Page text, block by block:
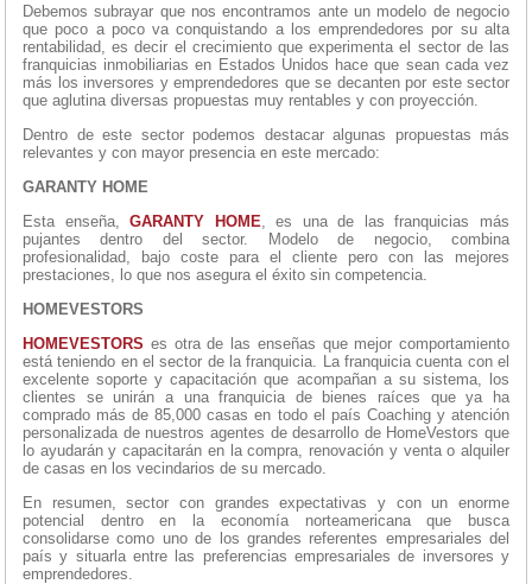
Debemos subrayar que nos encontramos ante un modelo de negocio
que poco a poco va conquistando a los emprendedores por su alta
rentabilidad, es decir el crecimiento que experimenta el sector de las
franquicias inmobiliarias en Estados Unidos hace que sean cada vez
más los inversores y emprendedores que se decanten por este sector
que aglutina diversas propuestas muy rentables y con proyección.
Dentro de este sector podemos destacar algunas propuestas más
relevantes y con mayor presencia en este mercado:
GARANTY HOME
Esta enseña,GARANTY HOME , es una de las franquicias más
pujantes dentro del sector. Modelo de negocio, combina
profesionalidad, bajo coste para el cliente pero con las mejores
prestaciones, lo que nos asegura el éxito sin competencia.
HOMEVESTORS
HOMEVESTORS es otra de las enseñas que mejor comportamiento
está teniendo en el sector de la franquicia. La franquicia cuenta con el
excelente soporte y capacitación que acompañan a su sistema, los
clientes se unirán a una franquicia de bienes raíces que ya ha
comprado más de 85,000 casas en todo el país Coaching y atención
personalizada de nuestros agentes de desarrollo de HomeVestors que
lo ayudarán y capacitarán en la compra, renovación y venta o alquiler
de casas en los vecindarios de su mercado.
En resumen, sector con grandes expectativas y con un enorme
potencial dentro en la economía norteamericana que busca
consolidarse como uno de los grandes referentes empresariales del
país y situarla entre las preferencias empresariales de inversores y
emprendedores.